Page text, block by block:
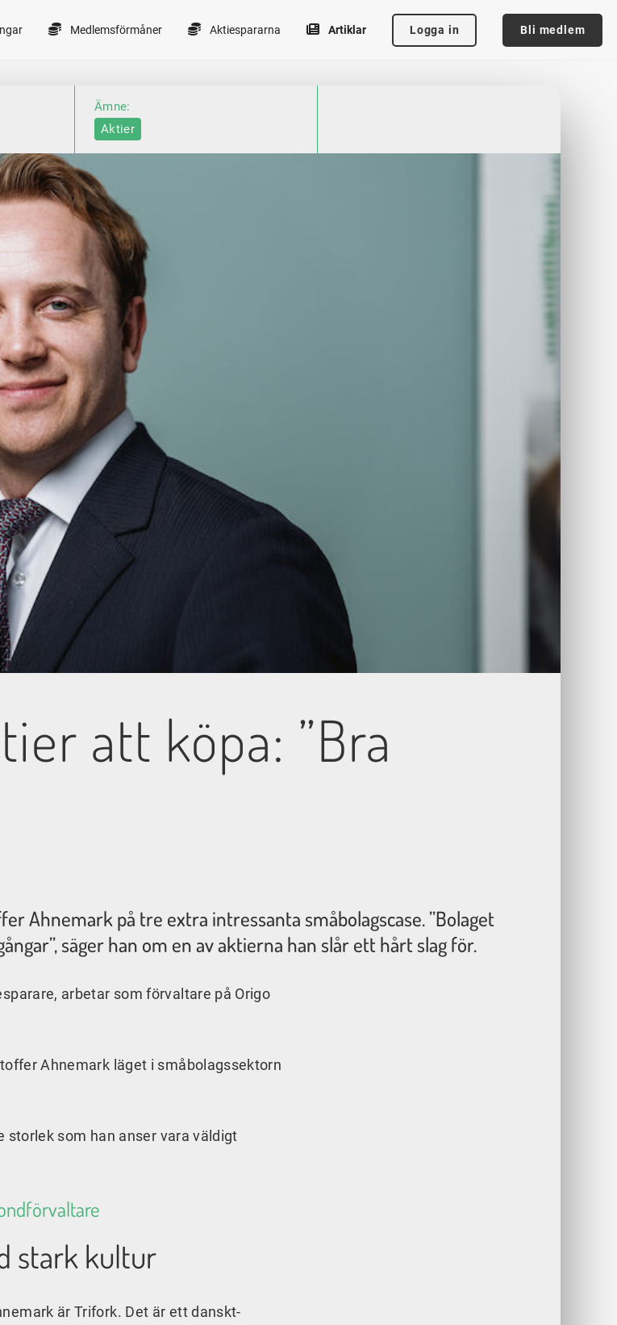
Medlemsförmåner Aktiespararna Artiklar Logga in Bli medlem
Ämne:
Aktier
att köpa: ”Bra
Ahnemark på tre extra intressanta småbolagscase. ”Bolaget
säger han om en av aktierna han slår ett hårt slag för.
arbetar som förvaltare på Origo
Ahnemark läget i småbolagssektorn
som han anser vara väldigt
stark kultur
är Trifork. Det är ett danskt-